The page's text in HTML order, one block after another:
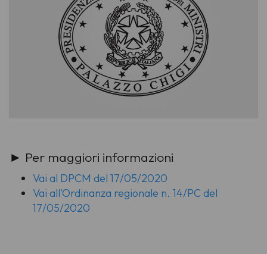
► Per maggiori informazioni
Vai al DPCM del 17/05/2020
Vai all'Ordinanza regionale n. 14/PC del
17/05/2020